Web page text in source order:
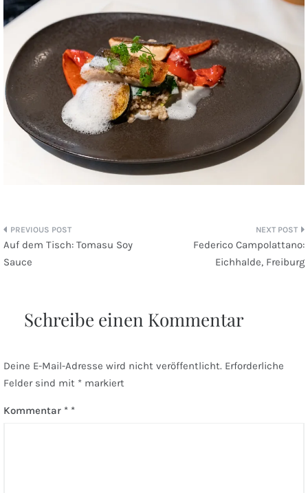
Beitragsnavigation
Auf dem Tisch: Tomasu Soy
Sauce
Federico Campolattano:
Eichhalde, Freiburg
Schreibe einen Kommentar
Deine E-Mail-Adresse wird nicht veröffentlicht. Erforderliche
Felder sind mit * markiert
Kommentar *